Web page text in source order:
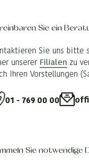
Sie ein
Sie uns
unserer Filialen zu
Ihren Vorstellungen
01 - 769 00 00
Sie notwendige